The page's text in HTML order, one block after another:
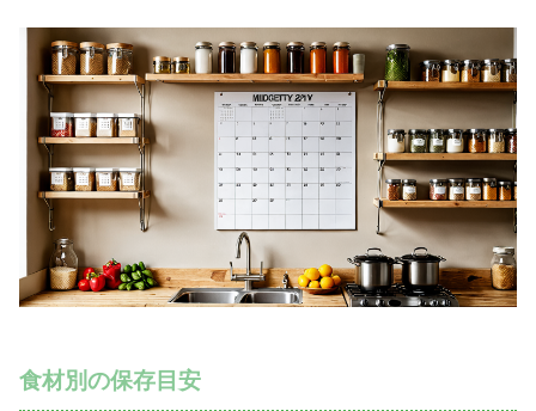
食材別の保存目安